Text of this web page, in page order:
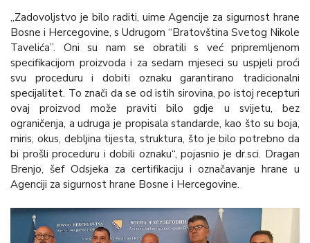
„Zadovoljstvo je bilo raditi, uime Agencije za sigurnost hrane
Bosne i Hercegovine, s Udrugom “Bratovština Svetog Nikole
Tavelića”. Oni su nam se obratili s već pripremljenom
specifikacijom proizvoda i za sedam mjeseci su uspjeli proći
svu proceduru i dobiti oznaku garantirano tradicionalni
specijalitet. To znači da se od istih sirovina, po istoj recepturi
ovaj proizvod može praviti bilo gdje u svijetu, bez
ograničenja, a udruga je propisala standarde, kao što su boja,
miris, okus, debljina tijesta, struktura, što je bilo potrebno da
bi prošli proceduru i dobili oznaku“, pojasnio je dr.sci. Dragan
Brenjo, šef Odsjeka za certifikaciju i označavanje hrane u
Agenciji za sigurnost hrane Bosne i Hercegovine.